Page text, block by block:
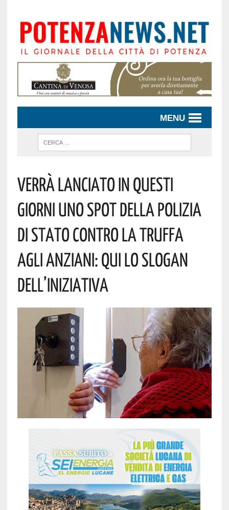
MENU
VERRÀ LANCIATO IN QUESTI
GIORNI UNO SPOT DELLA POLIZIA
DI STATO CONTRO LA TRUFFA
AGLI ANZIANI: QUI LO SLOGAN
DELL’INIZIATIVA